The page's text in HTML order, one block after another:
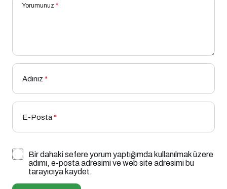
Yorumunuz *
Adınız *
E-Posta*
Bir dahaki sefere yorum yaptığımda kullanılmak üzere
adımı, e-posta adresimi ve web site adresimi bu
tarayıcıya kaydet.